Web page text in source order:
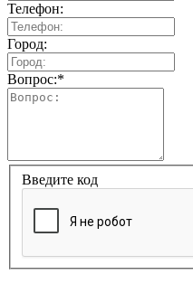
Телефон:
Город:
Вопрос:*
Введите код